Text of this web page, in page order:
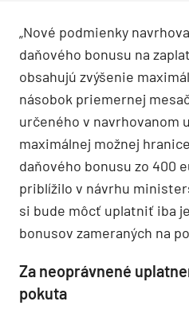
„Nové podmienky
daňového bonusu na
obsahujú zvýšenie
násobok priemernej
určeného v navrhovanom
maximálnej možnej
daňového bonusu zo 400
priblížilo v návrhu
si bude môcť uplatniť iba
bonusov zameraných na
Za neoprávnené
pokuta